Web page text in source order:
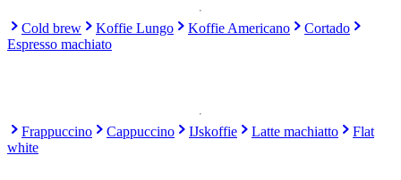
Cold brew Koffie Lungo Koffie Americano
Cortado
Espresso machiato
Frappuccino Cappuccino IJskoffie Latte machiatto
Flat
white